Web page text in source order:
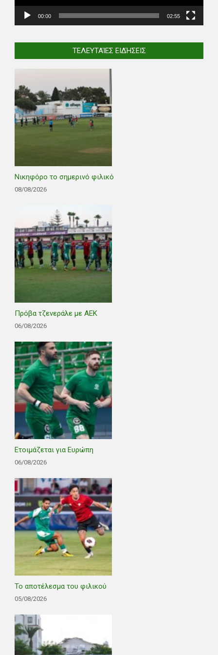
00:00 02:55
ΤΕΛΕΥΤΑΊΕΣ ΕΙΔΉΣΕΙΣ
Νικηφόρο το σημερινό φιλικό
08/08/2026
Πρόβα τζενεράλε με ΑΕΚ
06/08/2026
Ετοιμάζεται για Ευρώπη
06/08/2026
Το αποτέλεσμα του φιλικού
05/08/2026